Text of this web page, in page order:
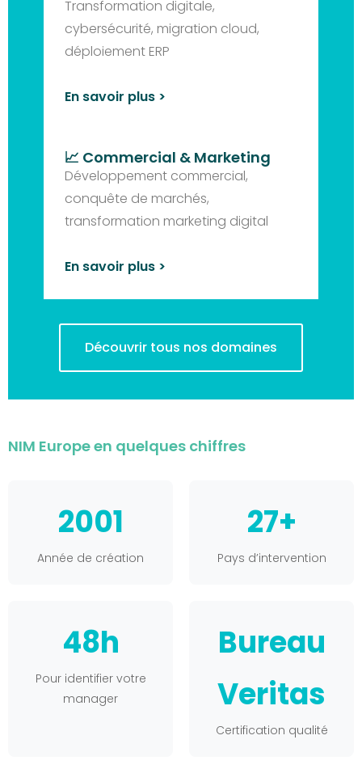
Transformation digitale,
cybersécurité, migration cloud,
déploiement ERP
En savoir plus >
📈 Commercial & Marketing
Développement commercial,
conquête de marchés,
transformation marketing digital
En savoir plus >
Découvrir tous nos domaines
NIM Europe en quelques chiffres
2001
Année de création
27+
Pays d’intervention
48h
Pour identifier votre
manager
Bureau
Veritas
Certification qualité